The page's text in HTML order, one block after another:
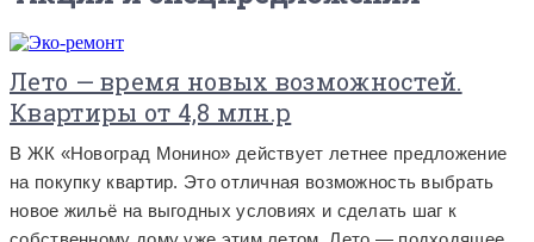
Лето — время новых возможностей.
Квартиры от 4,8 млн.р
В ЖК «Новоград Монино» действует летнее предложение
на покупку квартир. Это отличная возможность выбрать
новое жильё на выгодных условиях и сделать шаг к